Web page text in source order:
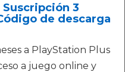
Suscripción 3
de descarga
a PlayStation Plus
a juego online y